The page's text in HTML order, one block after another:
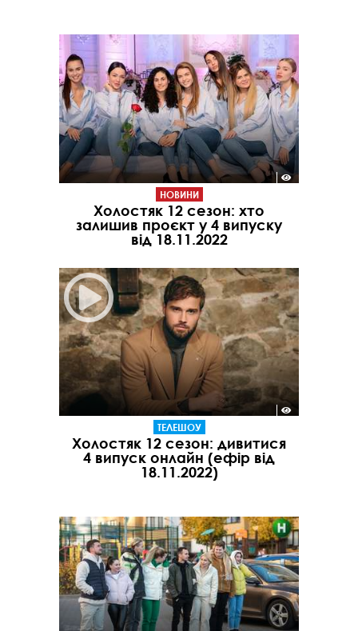
НОВИНИ
Холостяк 12 сезон: хто
залишив проєкт у 4 випуску
від 18.11.2022
ТЕЛЕШОУ
Холостяк 12 сезон: дивитися
4 випуск онлайн (ефір від
18.11.2022)